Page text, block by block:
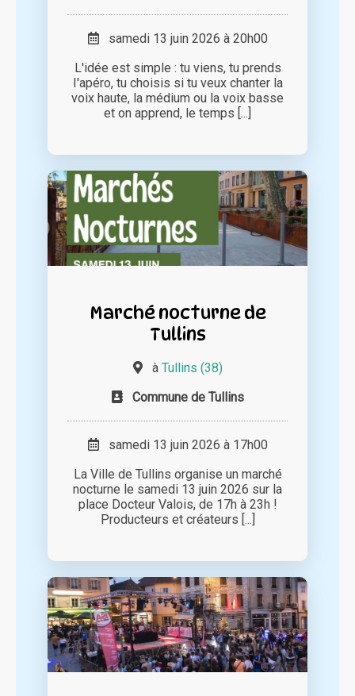
samedi 13 juin 2026 à 20h00
L'idée est simple : tu viens, tu prends
I'apéro, tu choisis si tu veux chanter la
voix haute, la médium ou la voix basse
et on apprend, le temps [...]
Marché nocturne de
Tullins
à Tullins (38)
Commune de Tullins
samedi 13 juin 2026 à 17h00
La Ville de Tullins organise un marché
nocturne le samedi 13 juin 2026 sur la
place Docteur Valois, de 17h à 23h !
Producteurs et créateurs [...]